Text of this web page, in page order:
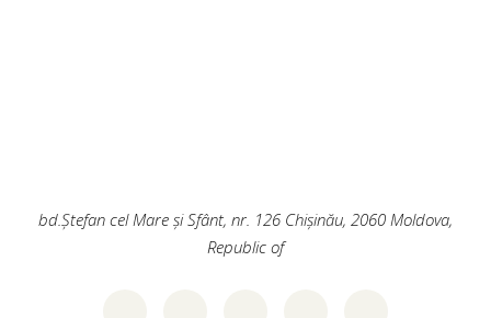
bd.Ștefan cel Mare și Sfânt, nr. 126 Chișinău, 2060 Moldova,
Republic of